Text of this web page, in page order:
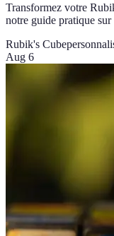
Transformez votre
notre guide pratique
Rubik's Cube
Aug 6